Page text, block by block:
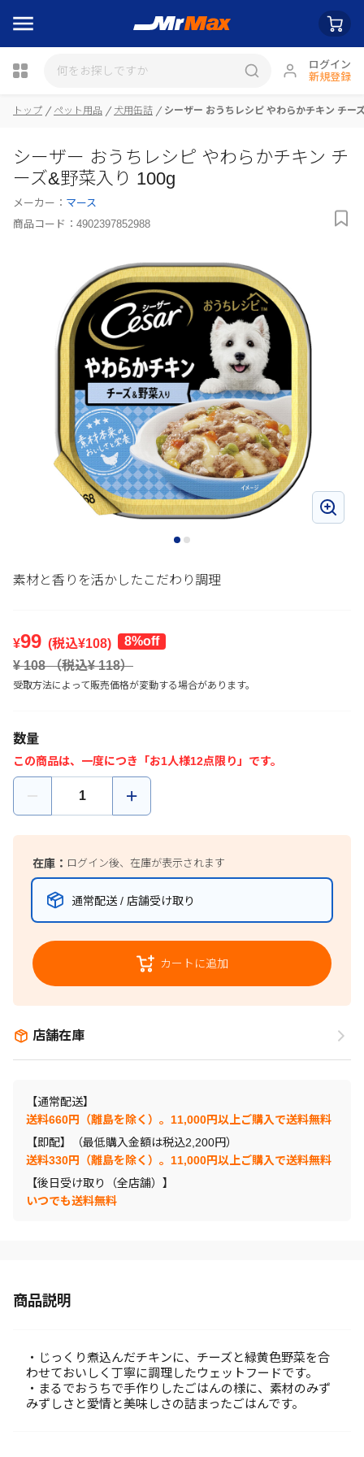
ログイン
新規登録
トップ ペット用品 犬用缶詰 シーザー おうちレシピ やわらかチキン チー
シーザー おうちレシピ やわらかチキン チ
ーズ&野菜入り 100g
メーカー： マース
商品コード： 4902397852988
素材と香りを活かしたこだわり調理
¥99 (税込¥108)
8%off
¥ 108（税込¥118）
受取方法によって販売価格が変動する場合があります。
数量
この商品は、一度につき「お1人様12点限り」です。
在庫： ログイン後、在庫が表示されます
通常配送 / 店舗受け取り
カートに追加
店舗在庫
【通常配送】
送料660円（離島を除く）。11,000円以上ご購入で送料無料
【即配】（最低購入金額は税込2,200円）
送料330円（離島を除く）。11,000円以上ご購入で送料無料
【後日受け取り（全店舗）】
いつでも送料無料
商品説明
・じっくり煮込んだチキンに、チーズと緑黄色野菜を合
わせておいしく丁寧に調理したウェットフードです。
・まるでおうちで手作りしたごはんの様に、素材のみず
みずしさと愛情と美味しさの詰まったごはんです。